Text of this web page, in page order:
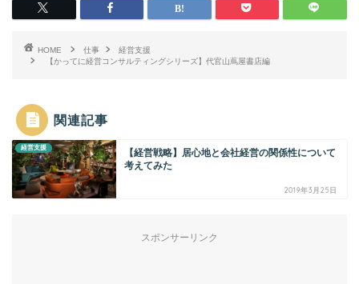
HOME 仕事
経営支援
【かってに経営コンサルティングシリーズ】代官山蔦屋書店編
関連記事
経営支援
【経営戦略】居心地と会社経営の関係性について
考えてみた
2019年3月25日
スポンサーリンク